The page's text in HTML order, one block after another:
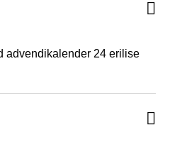
advendikalender 24 erilise